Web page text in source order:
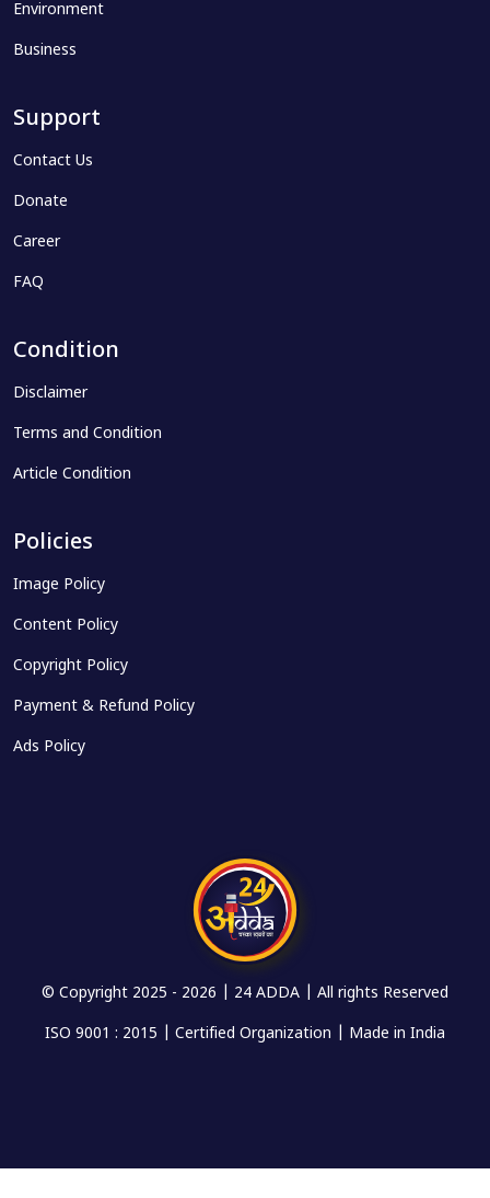
Environment
Business
Support
Contact Us
Donate
Career
FAQ
Condition
Disclaimer
Terms and Condition
Article Condition
Policies
Image Policy
Content Policy
Copyright Policy
Payment & Refund Policy
Ads Policy
© Copyright 2025 - 2026 | 24 ADDA | All rights Reserved
ISO 9001 : 2015 | Certified Organization | Made in India